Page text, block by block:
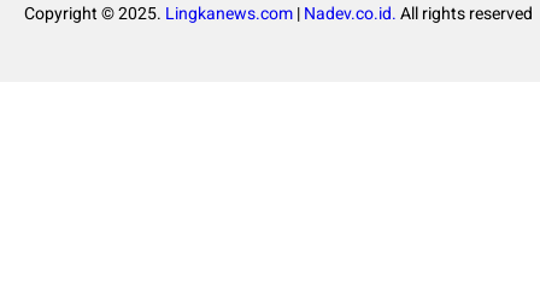
Copyright © 2025. Lingkanews.com|Nadev.co.id.All rights reserved